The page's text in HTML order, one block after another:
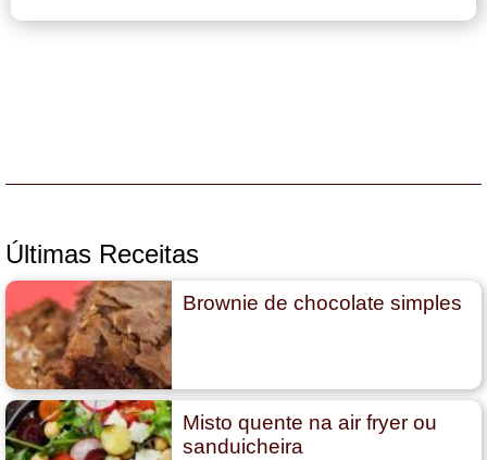
Últimas Receitas
Brownie de chocolate simples
Misto quente na air fryer ou
sanduicheira